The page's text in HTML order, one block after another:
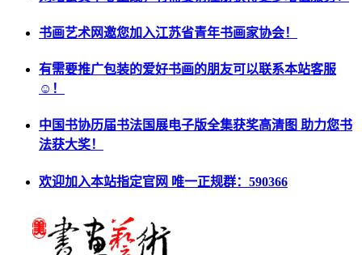
书画艺术网邀您加入江苏省青年书画家协会！
有需要推广包装的爱好书画的朋友可以联系本站客服
☺！
中国书协历届书法国展电子版全集获奖高清图 助力您书
法获大奖！
欢迎加入本站指定官网 唯一正规群：590366